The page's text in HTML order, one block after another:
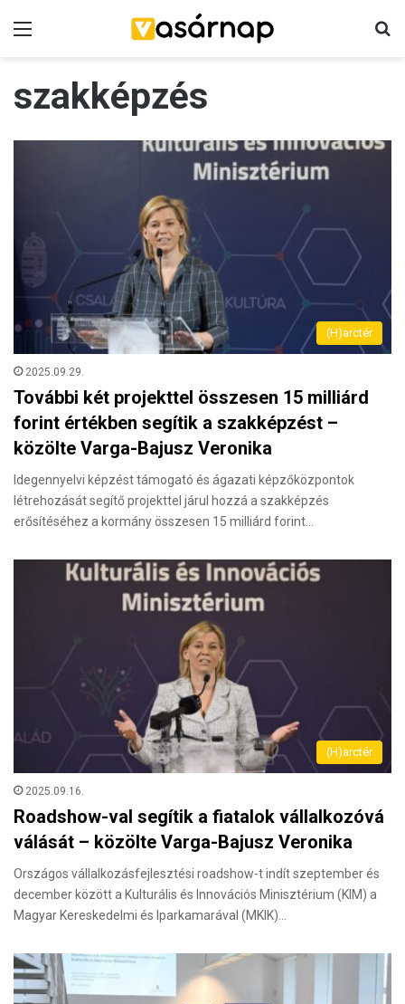
szakképzés
(H)arctér
2025.09.29.
További két projekttel összesen 15 milliárd
forint értékben segítik a szakképzést –
közölte Varga-Bajusz Veronika
Idegennyelvi képzést támogató és ágazati képzőközpontok
létrehozását segítő projekttel járul hozzá a szakképzés
erősítéséhez a kormány összesen 15 milliárd forint…
(H)arctér
2025.09.16.
Roadshow-val segítik a fiatalok vállalkozóvá
válását – közölte Varga-Bajusz Veronika
Országos vállalkozásfejlesztési roadshow-t indít szeptember és
december között a Kulturális és Innovációs Minisztérium (KIM) a
Magyar Kereskedelmi és Iparkamarával (MKIK)…